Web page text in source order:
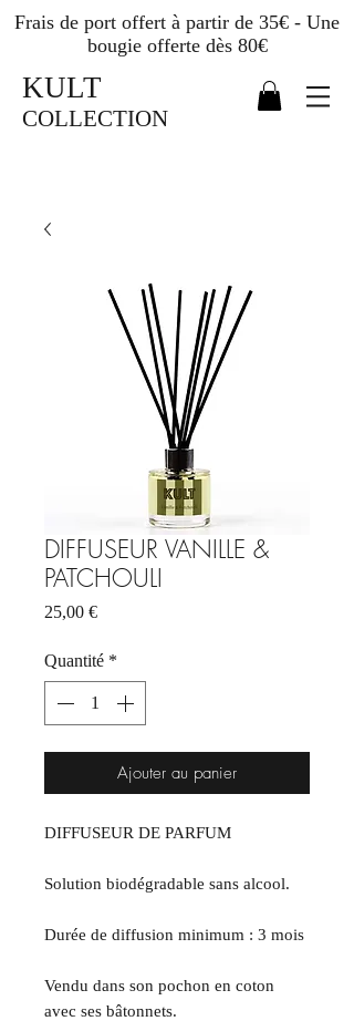
Frais de port offert à partir de 35€ - Une
bougie offerte dès 80€
KULT
COLLECTION
DIFFUSEUR VANILLE &
PATCHOULI
25,00 €Prix
Quantité *
Ajouter au panier
DIFFUSEUR DE PARFUM
Solution biodégradable sans alcool.
Durée de diffusion minimum : 3 mois
Vendu dans son pochon en coton
avec ses bâtonnets.